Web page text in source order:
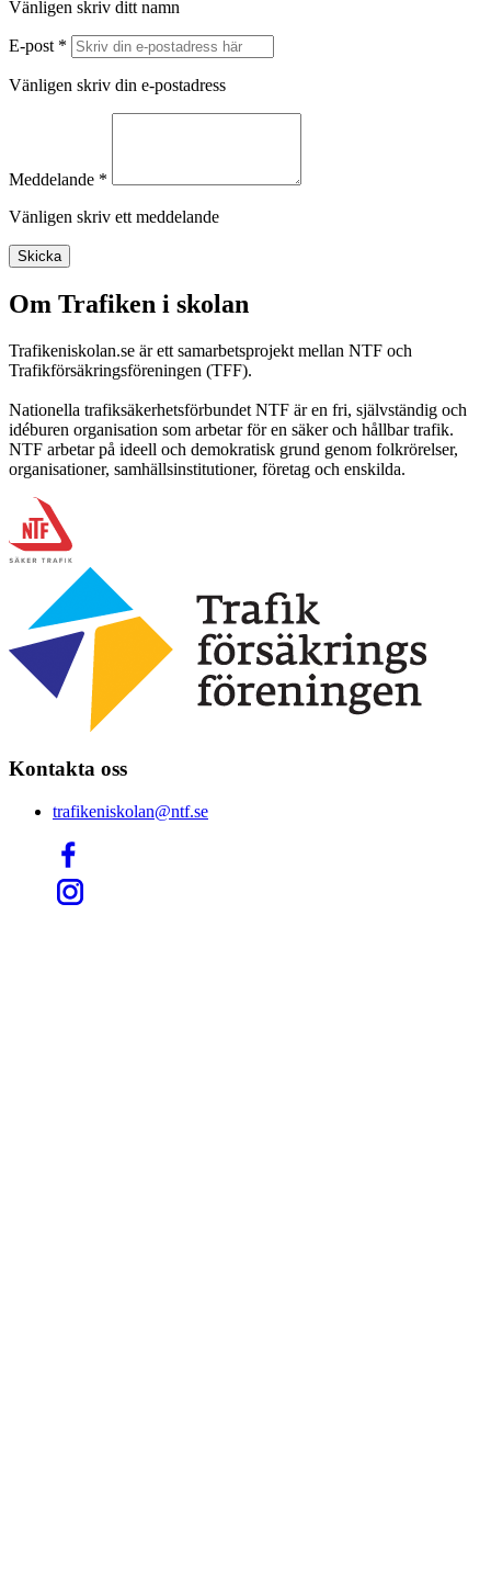
Vänligen skriv ditt namn
E-post *
Vänligen skriv din e-postadress
Meddelande *
Vänligen skriv ett meddelande
Skicka
Om Trafiken i skolan
Trafikeniskolan.se är ett samarbetsprojekt mellan NTF och
Trafikförsäkringsföreningen (TFF).
Nationella trafiksäkerhetsförbundet NTF är en fri, självständig och
idéburen organisation som arbetar för en säker och hållbar trafik.
NTF arbetar på ideell och demokratisk grund genom folkrörelser,
organisationer, samhällsinstitutioner, företag och enskilda.
Kontakta oss
trafikeniskolan@ntf.se